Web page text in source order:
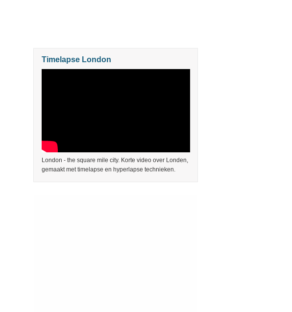
Timelapse London
London - the square mile city. Korte video over Londen,
gemaakt met timelapse en hyperlapse technieken.